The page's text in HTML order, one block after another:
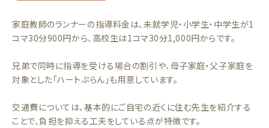
家庭教師のランナーの指導料金は、未就学児・小学生・中学生が1
コマ30分900円から、高校生は1コマ30分1,000円からです。
兄弟で同時に指導を受ける場合の割引や、母子家庭・父子家庭を
対象とした「ハートぷらん」も用意しています。
交通費については、基本的にご自宅の近くに住む先生を紹介する
ことで、負担を抑える工夫をしている点が特徴です。